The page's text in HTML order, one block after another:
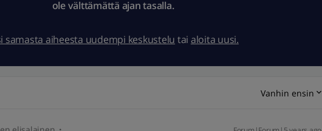
ole välttämättä ajan tasalla.
samasta aiheesta uudempi keskustelu tai aloita uusi.
Vanhin ensin